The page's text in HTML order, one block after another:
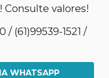
valores!
/ (61)99539-1521 /
WHATSAPP